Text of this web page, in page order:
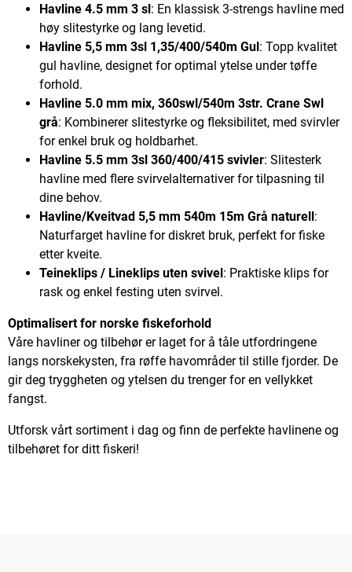
Havline 4.5 mm 3 sl: En klassisk 3-strengs havline med
høy slitestyrke og lang levetid.
Havline 5,5 mm 3sl 1,35/400/540m Gul: Topp kvalitet
gul havline, designet for optimal ytelse under tøffe
forhold.
Havline 5.0 mm mix, 360swl/540m 3str. Crane Swl
grå: Kombinerer slitestyrke og fleksibilitet, med svirvler
for enkel bruk og holdbarhet.
Havline 5.5 mm 3sl 360/400/415 svivler: Slitesterk
havline med flere svirvelalternativer for tilpasning til
dine behov.
Havline/Kveitvad 5,5 mm 540m 15m Grå naturell:
Naturfarget havline for diskret bruk, perfekt for fiske
etter kveite.
Teineklips / Lineklips uten svivel: Praktiske klips for
rask og enkel festing uten svirvel.
Optimalisert for norske fiskeforhold
Våre havliner og tilbehør er laget for å tåle utfordringene
langs norskekysten, fra røffe havområder til stille fjorder. De
gir deg tryggheten og ytelsen du trenger for en vellykket
fangst.
Utforsk vårt sortiment i dag og finn de perfekte havlinene og
tilbehøret for ditt fiskeri!